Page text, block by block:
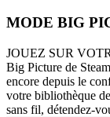
MODE BIG
JOUEZ SUR
Big Picture de
encore depuis le
votre bibliothèque
sans fil, détendez-